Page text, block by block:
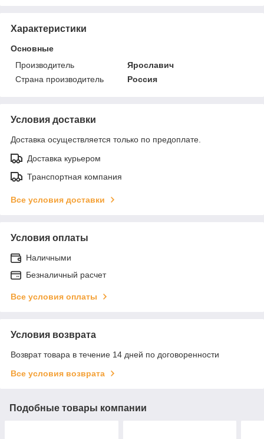
Характеристики
Основные
Производитель
Ярославич
Страна производитель
Россия
Условия доставки
Доставка осуществляется только по предоплате.
Доставка курьером
Транспортная компания
Все условия доставки
Условия оплаты
Наличными
Безналичный расчет
Все условия оплаты
Условия возврата
Возврат товара в течение 14 дней по договоренности
Все условия возврата
Подобные товары компании